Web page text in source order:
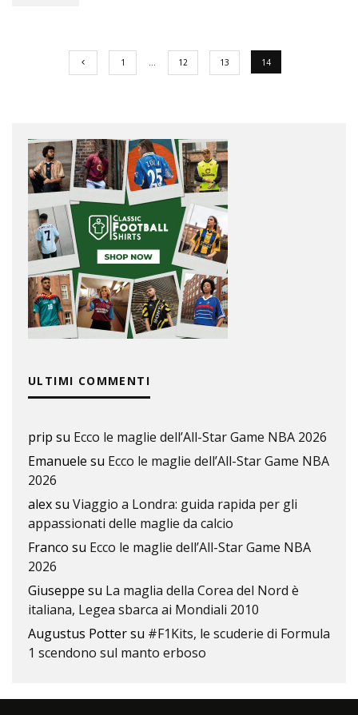
1 … 12 13 14
ULTIMI COMMENTI
prip su Ecco le maglie dell’All-Star Game NBA 2026
Emanuele su Ecco le maglie dell’All-Star Game NBA
2026
alexsu Viaggio a Londra: guida rapida per gli
appassionati delle maglie da calcio
Franco su Ecco le maglie dell’All-Star Game NBA
2026
Giuseppe su La maglia della Corea del Nord è
italiana, Legea sbarca ai Mondiali 2010
Augustus Pottersu #F1Kits, le scuderie di Formula
1 scendono sul manto erboso